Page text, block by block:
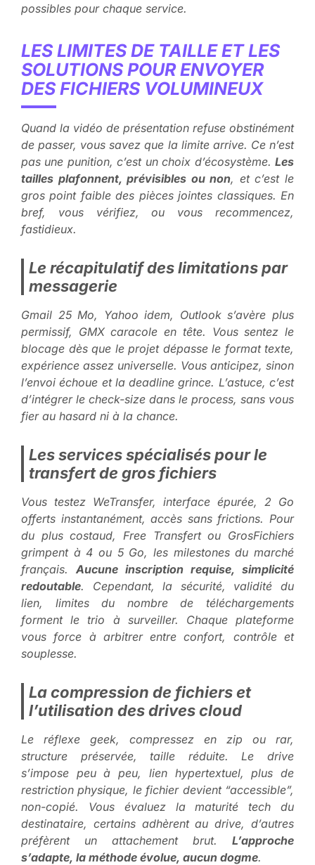
possibles pour chaque service.
LES LIMITES DE TAILLE ET LES
SOLUTIONS POUR ENVOYER
DES FICHIERS VOLUMINEUX
Quand la vidéo de présentation refuse obstinément
de passer, vous savez que la limite arrive. Ce n’est
pas une punition, c’est un choix d’écosystème. Les
tailles plafonnent, prévisibles ou non, et c’est le
gros point faible des pièces jointes classiques. En
bref, vous vérifiez, ou vous recommencez,
fastidieux.
Le récapitulatif des limitations par
messagerie
Gmail 25 Mo, Yahoo idem, Outlook s’avère plus
permissif, GMX caracole en tête. Vous sentez le
blocage dès que le projet dépasse le format texte,
expérience assez universelle. Vous anticipez, sinon
l’envoi échoue et la deadline grince. L’astuce, c’est
d’intégrer le check-size dans le process, sans vous
fier au hasard ni à la chance.
Les services spécialisés pour le
transfert de gros fichiers
Vous testez WeTransfer, interface épurée, 2 Go
offerts instantanément, accès sans frictions. Pour
du plus costaud, Free Transfert ou GrosFichiers
grimpent à 4 ou 5 Go, les milestones du marché
français. Aucune inscription requise, simplicité
redoutable. Cependant, la sécurité, validité du
lien, limites du nombre de téléchargements
forment le trio à surveiller. Chaque plateforme
vous force à arbitrer entre confort, contrôle et
souplesse.
La compression de fichiers et
l’utilisation des drives cloud
Le réflexe geek, compressez en zip ou rar,
structure préservée, taille réduite. Le drive
s’impose peu à peu, lien hypertextuel, plus de
restriction physique, le fichier devient “accessible”,
non-copié. Vous évaluez la maturité tech du
destinataire, certains adhèrent au drive, d’autres
préfèrent un attachement brut. L’approche
s’adapte, la méthode évolue, aucun dogme.